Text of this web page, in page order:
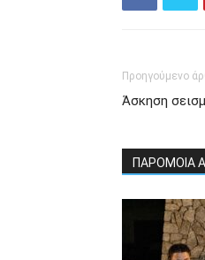
Προηγούμενο
Άσκηση
ΠΑΡΟΜΟΙΑ